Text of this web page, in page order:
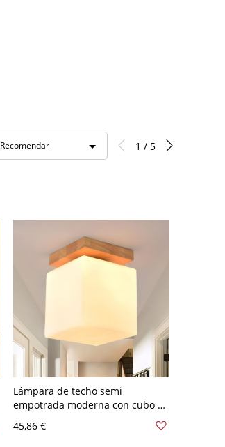
Recomendar 1 / 5
Lámpara de techo semi
empotrada moderna con cubo de
dosel cuadrado de madera de 4"
45,86 €